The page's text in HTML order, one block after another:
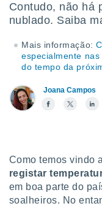
de alta
botão
ao
a
o
no
como
um perfil
ACEITAR
CONFIGURAÇÕES
Contudo, não há
nublado. Saiba
Mais informação:
especialmente
do tempo da
Joana Campos
Como temos vindo
registar
em boa parte do
soalheiros. No